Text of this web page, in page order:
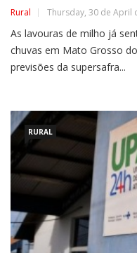
Rural Thursday, 30 de April
As lavouras de milho já
chuvas em Mato Grosso
previsões da supersafra...
RURAL